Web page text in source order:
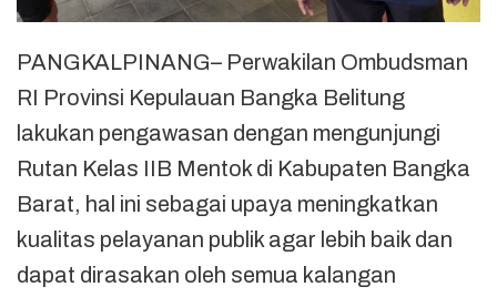
PANGKALPINANG– Perwakilan Ombudsman
RI Provinsi Kepulauan Bangka Belitung
lakukan pengawasan dengan mengunjungi
Rutan Kelas IIB Mentok di Kabupaten Bangka
Barat, hal ini sebagai upaya meningkatkan
kualitas pelayanan publik agar lebih baik dan
dapat dirasakan oleh semua kalangan